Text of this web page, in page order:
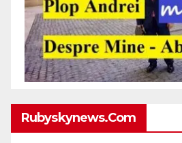
Rubyskynews.com